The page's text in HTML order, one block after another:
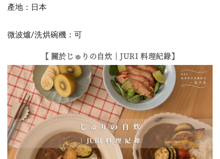
產地：日本
微波爐/洗烘碗機：可
【 關於じゅりの自炊｜JURI 料理紀錄】